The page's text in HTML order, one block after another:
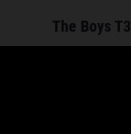
The Boys T3